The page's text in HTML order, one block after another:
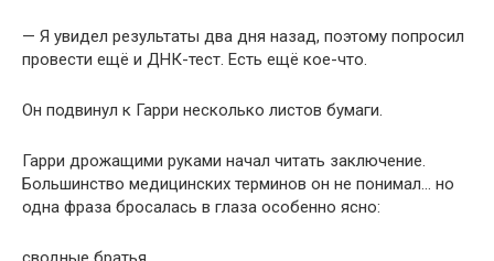
— Я увидел результаты два дня назад, поэтому попросил
провести ещё и ДНК-тест. Есть ещё кое-что.
Он подвинул к Гарри несколько листов бумаги.
Гарри дрожащими руками начал читать заключение.
Большинство медицинских терминов он не понимал… но
одна фраза бросалась в глаза особенно ясно: